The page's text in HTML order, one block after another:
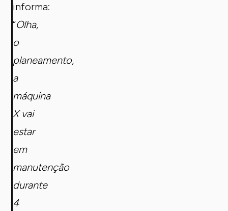
informa:
“Olha,
o
planeamento,
a
máquina
X vai
estar
em
manutenção
durante
4